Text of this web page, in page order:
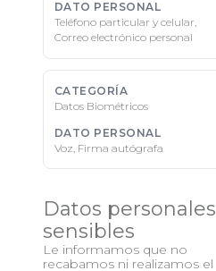
Teléfono particular y celular,
Correo electrónico personal
Datos Biométricos
Voz, Firma autógrafa
Datos personales
sensibles
Le informamos que no
recabamos ni realizamos el